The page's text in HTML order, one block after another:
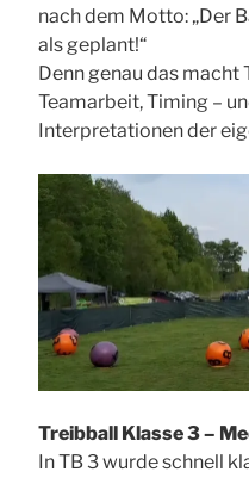
nach dem Motto: „Der
als geplant!“
Denn genau das macht
Teamarbeit, Timing –
Interpretationen der
Treibball Klasse 3 –
In TB 3 wurde schnell